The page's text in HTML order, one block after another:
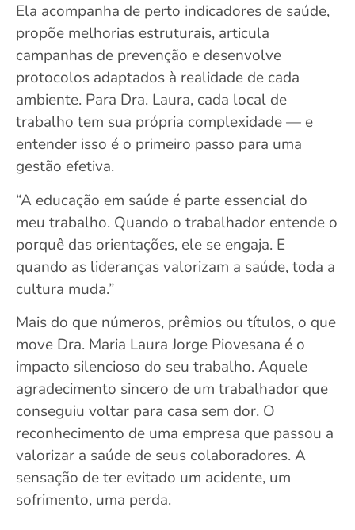
Ela acompanha de perto indicadores de saúde,
propõe melhorias estruturais, articula
campanhas de prevenção e desenvolve
protocolos adaptados à realidade de cada
ambiente. Para Dra. Laura, cada local de
trabalho tem sua própria complexidade — e
entender isso é o primeiro passo para uma
gestão efetiva.
“A educação em saúde é parte essencial do
meu trabalho. Quando o trabalhador entende o
porquê das orientações, ele se engaja. E
quando as lideranças valorizam a saúde, toda a
cultura muda.”
Mais do que números, prêmios ou títulos, o que
move Dra. Maria Laura Jorge Piovesana é o
impacto silencioso do seu trabalho. Aquele
agradecimento sincero de um trabalhador que
conseguiu voltar para casa sem dor. O
reconhecimento de uma empresa que passou a
valorizar a saúde de seus colaboradores. A
sensação de ter evitado um acidente, um
sofrimento, uma perda.